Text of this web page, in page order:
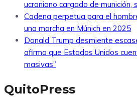
ucraniano cargado de munición,
Cadena perpetua para el
una marcha en Múnich en 2025
Donald Trump desmiente
afirma que Estados Unidos
masivas”
QuitoPress